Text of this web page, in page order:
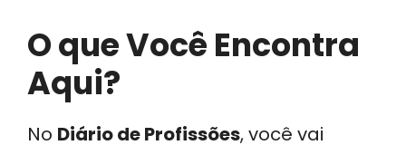
O que Você Encontra
Aqui?
No Diário de Profissões, você vai